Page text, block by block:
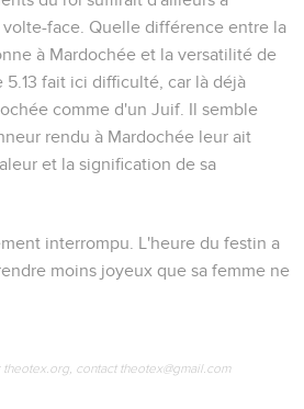
face. Quelle différence entre la
à Mardochée et la versatilité de
5.13 fait ici difficulté, car là déjà
comme d'un Juif. Il semble
rendu à Mardochée leur ait
et la signification de sa
interrompu. L'heure du festin a
moins joyeux que sa femme ne
contact theotex@gmail.com